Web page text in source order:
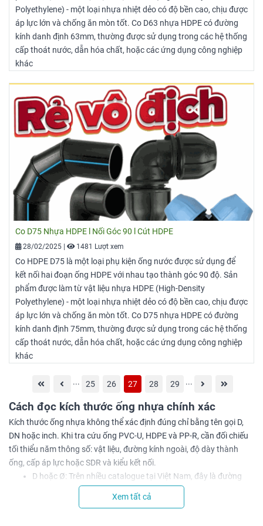
Polyethylene) - một loại nhựa nhiệt dẻo có độ bền cao, chịu được
áp lực lớn và chống ăn mòn tốt. Co D63 nhựa HDPE có đường
kính danh định 63mm, thường được sử dụng trong các hệ thống
cấp thoát nước, dẫn hóa chất, hoặc các ứng dụng công nghiệp
khác
Co D75 Nhựa HDPE l Nối Góc 90 l Cút HDPE
28/02/2025 1481 Lượt xem
Co HDPE D75 là một loại phụ kiện ống nước được sử dụng để
kết nối hai đoạn ống HDPE với nhau tạo thành góc 90 độ. Sản
phẩm được làm từ vật liệu nhựa HDPE (High-Density
Polyethylene) - một loại nhựa nhiệt dẻo có độ bền cao, chịu được
áp lực lớn và chống ăn mòn tốt. Co D75 nhựa HDPE có đường
kính danh định 75mm, thường được sử dụng trong các hệ thống
cấp thoát nước, dẫn hóa chất, hoặc các ứng dụng công nghiệp
khác
... 25 26 27 28 29 ...
Cách đọc kích thước ống nhựa chính xác
Kích thước ống nhựa không thể xác định đúng chỉ bằng tên gọi D,
DN hoặc inch. Khi tra cứu ống PVC-U, HDPE và PP-R, cần đối chiếu
tối thiểu năm thông số: vật liệu, đường kính ngoài, độ dày thành
ống, cấp áp lực hoặc SDR và kiểu kết nối.
D hoặc Ø: Trên nhiều catalogue tại Việt Nam, đây là đường
kính ngoài của ống, tính bằng milimét. Ví dụ, D110 thường
được hiểu là ống có đường kính ngoài danh nghĩa 110 mm,
Xem tất cả